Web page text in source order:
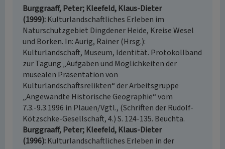
Burggraaff, Peter; Kleefeld, Klaus-Dieter
(1999) Kulturlandschaftliches Erleben im
Naturschutzgebiet Dingdener Heide, Kreise Wesel
und Borken. In: Aurig, Rainer (Hrsg.):
Kulturlandschaft, Museum, Identität. Protokollband
zur Tagung „Aufgaben und Möglichkeiten der
musealen Präsentation von
Kulturlandschaftsrelikten“ der Arbeitsgruppe
„Angewandte Historische Geographie“ vom
7.3.-9.3.1996 in Plauen/Vgtl., (Schriften der Rudolf-
Kötzschke-Gesellschaft, 4.) S. 124-135. Beuchta.
Burggraaff, Peter; Kleefeld, Klaus-Dieter
(1996) Kulturlandschaftliches Erleben in der